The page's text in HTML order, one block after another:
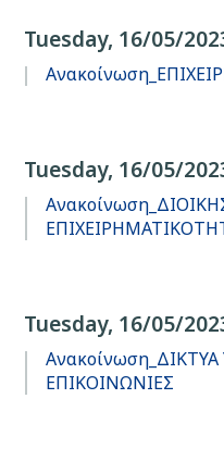
Tuesday, 16/05/
Tuesday, 16/05/
Tuesday, 16/05/
ΕΠΙΚΟΙΝΩΝΙΕΣ